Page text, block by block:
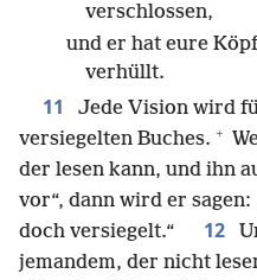
verschlossen,
und er hat eure
verhüllt.
11
Jede Vision wird
versiegelten Buches. +
der lesen kann, und ihn
vor“, dann wird er
doch versiegelt.“
12
jemandem, der nicht